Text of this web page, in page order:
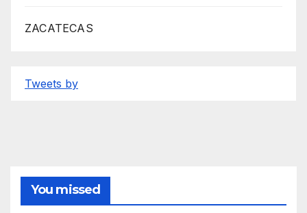
ZACATECAS
Tweets by
You missed